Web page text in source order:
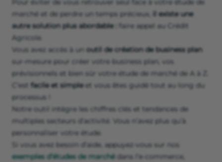
Pour éviter de vous retrouver seul face à votre étude de
marché et de perdre un temps précieux,
il existe une
autre solution plus abordable :
faire appel au Crédit
Agricole.
Vous avez accès à un outil de création de business plan
sur-mesure pour créer votre business plan, vos
prévisionnels et bien sûr votre étude de marché de A à Z.
C’est facile et simpleet vous êtes guidé tout au long du
processus !
Notre outil intègre les chiffres clés et tendances de
multiples secteurs d’activité. Vous n’avez plus qu’à
personnaliser votre étude.
Si vous avez besoin d’aide, appuyez-vous sur nos
exemples d’études de marché dans l’e-commerce,